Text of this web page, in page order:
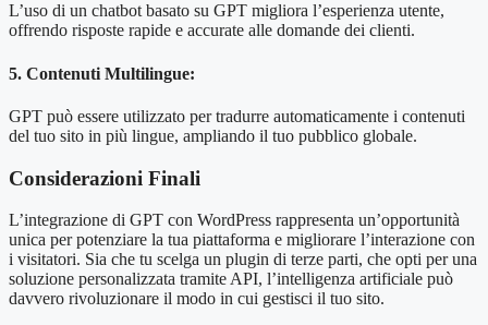
L’uso di un chatbot basato su GPT migliora l’esperienza utente,
offrendo risposte rapide e accurate alle domande dei clienti.
5. Contenuti Multilingue:
GPT può essere utilizzato per tradurre automaticamente i contenuti
del tuo sito in più lingue, ampliando il tuo pubblico globale.
Considerazioni Finali
L’integrazione di GPT con WordPress rappresenta un’opportunità
unica per potenziare la tua piattaforma e migliorare l’interazione con
i visitatori. Sia che tu scelga un plugin di terze parti, che opti per una
soluzione personalizzata tramite API, l’intelligenza artificiale può
davvero rivoluzionare il modo in cui gestisci il tuo sito.